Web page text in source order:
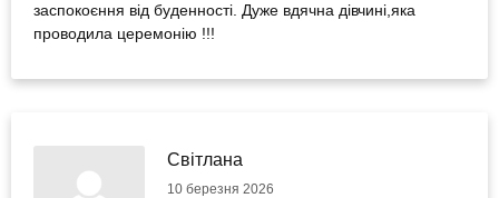
заспокоєння від буденності. Дуже вдячна дівчині,яка
проводила церемонію !!!
Світлана
10 березня 2026